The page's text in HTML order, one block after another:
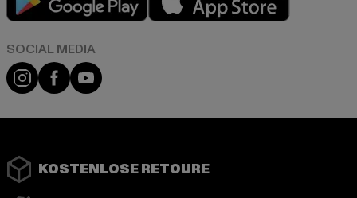
Instagram
FacebookYouTube
KOSTENLOSE RETOURE